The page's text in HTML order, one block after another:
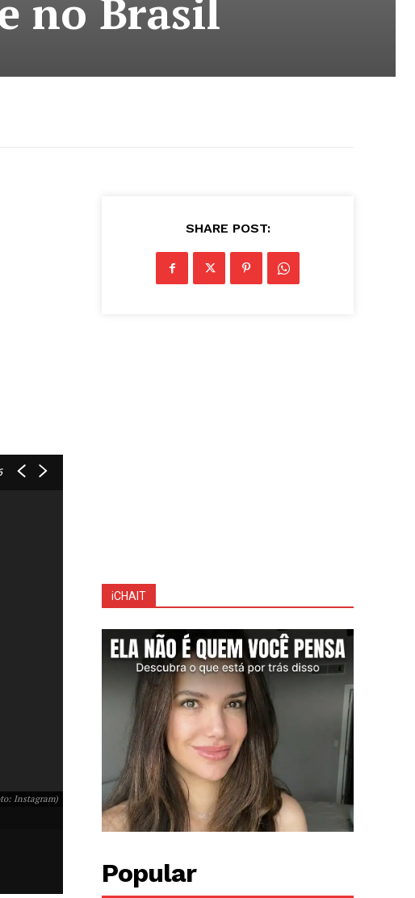
no Brasil
Instagram)
BYD Dolphin acelera recorde de vendas no Brasil (Foto: Instagram)
SHARE POST:
iCHAIT
Popular